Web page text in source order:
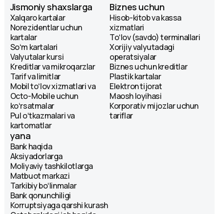
Jismoniy shaxslarga
Xalqaro kartalar
Norezidentlar uchun
kartalar
Soʻm kartalari
Valyutalar kursi
Kreditlar va mikroqarzlar
Tarif va limitlar
Mobil toʻlov xizmatlari va
Octo-Mobile uchun
koʻrsatmalar
Pul oʻtkazmalari va
kartomatlar
Biznes uchun
Hisob-kitob va kassa
xizmatlari
Toʻlov (savdo) terminallari
Xorijiy valyutadagi
operatsiyalar
Biznes uchun kreditlar
Plastik kartalar
Elektron tijorat
Maosh loyihasi
Korporativ mijozlar uchun
tariflar
yana
Bank haqida
Aksiyadorlarga
Moliyaviy tashkilotlarga
Matbuot markazi
Tarkibiy boʻlinmalar
Bank qonunchiligi
Korruptsiyaga qarshi kurash